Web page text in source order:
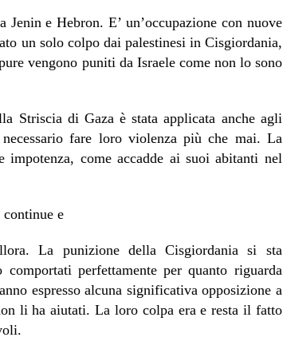
e Hebron. E’ un’occupazione con nuove
un solo colpo dai palestinesi in Cisgiordania,
vengono puniti da Israele come non lo sono
Striscia di Gaza è stata applicata anche agli
fare loro violenza più che mai. La
impotenza, come accadde ai suoi abitanti nel
e
La punizione della Cisgiordania si sta
perfettamente per quanto riguarda
espresso alcuna significativa opposizione a
li ha aiutati. La loro colpa era e resta il fatto